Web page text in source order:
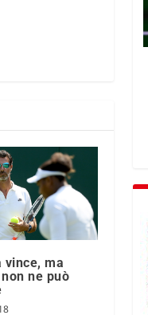
vince, ma
ne può